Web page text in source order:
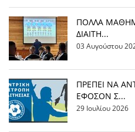
ΠΟΛΛΑ
ΔΙΑΙΤΗ...
03 Αυγούστου
ΠΡΕΠΕΙ ΝΑ
ΕΦΟΣΟΝ Σ...
29 Ιουλίου 2026